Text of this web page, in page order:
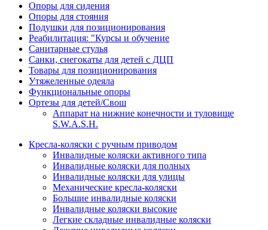
Опоры для сидения
Опоры для стояния
Подушки для позиционирования
Реабилитация: "Курсы и обучение
Санитарные стулья
Санки, снегокаты для детей с ДЦП
Товары для позиционирования
Утяжеленные одеяла
Функциональные опоры
Ортезы для детей/Свош
Аппарат на нижние конечности и туловище
S.W.A.S.H.
Кресла-коляски с ручным приводом
Инвалидные коляски активного типа
Инвалидные коляски для полных
Инвалидные коляски для улицы
Механические кресла-коляски
Большие инвалидные коляски
Инвалидные коляски высокие
Легкие складные инвалидные коляски